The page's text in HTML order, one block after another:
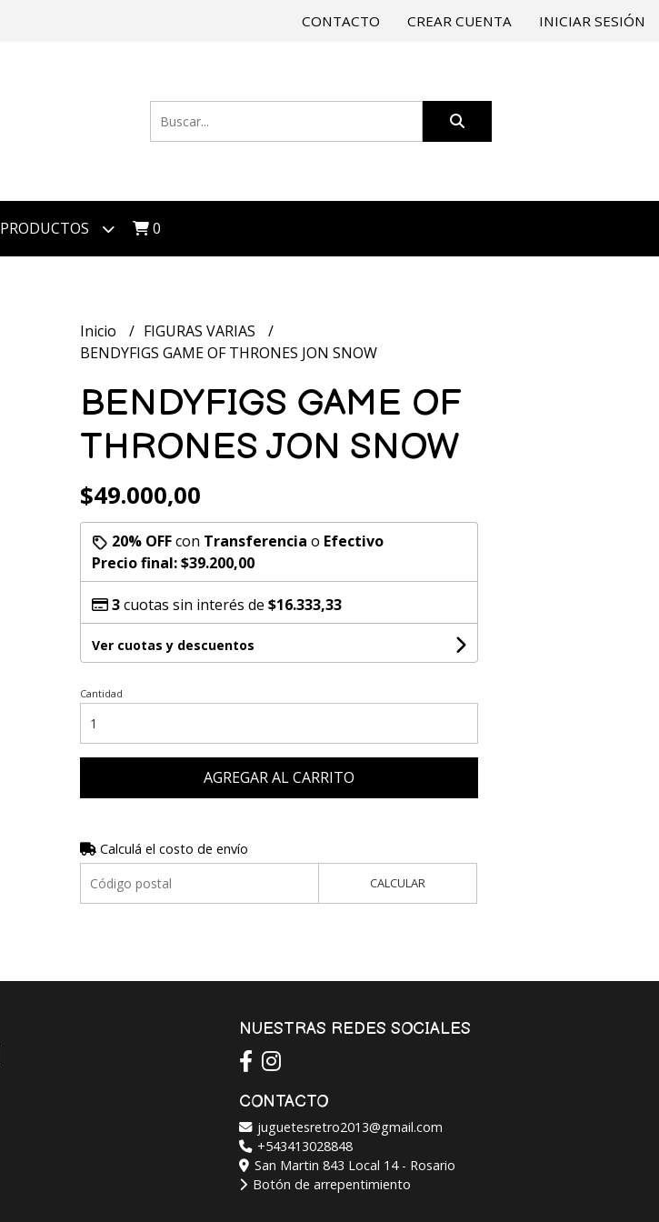
CONTACTO CREAR CUENTA INICIAR SESIÓN
PRODUCTOS 0
Inicio
FIGURAS VARIAS
BENDYFIGS GAME OF THRONES JON SNOW
BENDYFIGS GAME OF
THRONES JON SNOW
$49.000,00
20% OFFcon Transferencia o Efectivo
Precio final:$39.200,00
3cuotas sin interés de $16.333,33
Ver cuotas y descuentos
Cantidad
AGREGAR AL CARRITO
Calculá el costo de envío
CALCULAR
NUESTRAS REDES SOCIALES
CONTACTO
juguetesretro2013@gmail.com
+543413028848
San Martin 843 Local 14 - Rosario
Botón de arrepentimiento